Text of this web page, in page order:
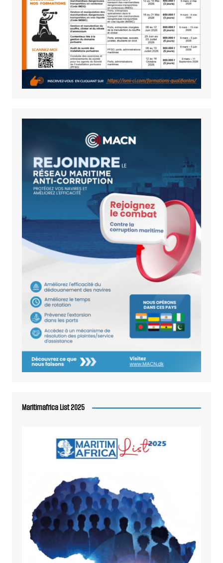
Maritimafrica List 2025